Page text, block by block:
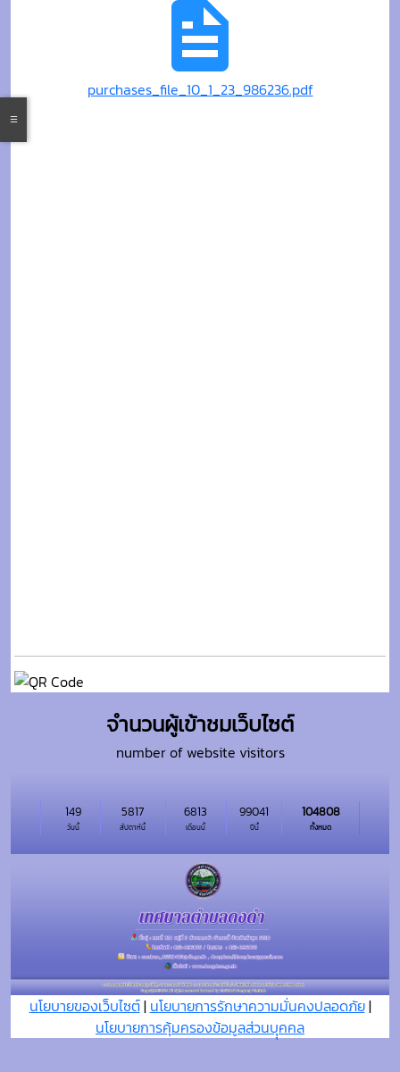
purchases_file_10_1_23_986236.pdf
จำนวนผู้เข้าชมเว็บไซต์
number of website visitors
วันนี้
149
สัปดาห์นี้
5817
เดือนนี้
6813
ปีนี้
99041
ทั้งหมด
104808
นโยบายของเว็บไซต์| นโยบายการรักษาความมั่นคงปลอดภัย|
นโยบายการคุ้มครองข้อมูลส่วนบุุคคล